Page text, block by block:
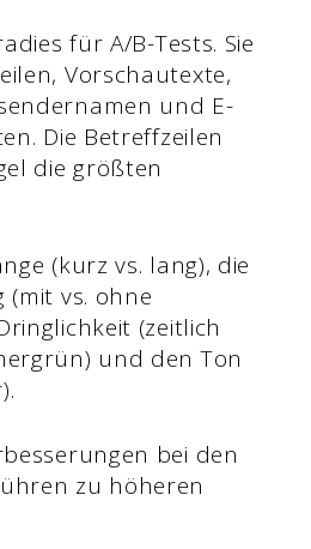
für A/B-Tests. Sie
Vorschautexte,
und E-
Die Betreffzeilen
die größten
(kurz vs. lang), die
(mit vs. ohne
(zeitlich
und den Ton
bei den
zu höheren